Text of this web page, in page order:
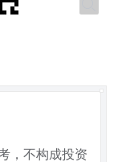
，不构成投资